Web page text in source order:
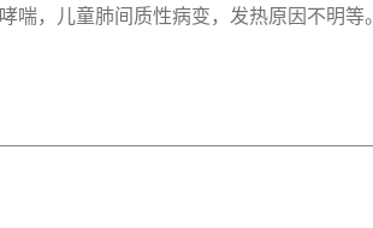
，儿童肺间质性病变，发热原因不明等。